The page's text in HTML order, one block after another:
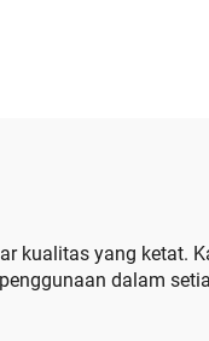
kualitas yang ketat.
dalam